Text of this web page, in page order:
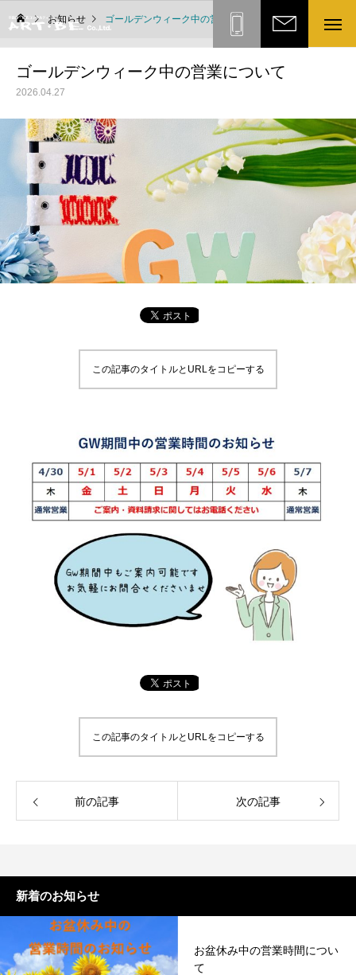
わせ
43-
7773
お知らせ ゴールデンウィーク中の営業について
ゴールデンウィーク中の営業について
2026.04.27
この記事のタイトルとURLをコピーする
この記事のタイトルとURLをコピーする
前の記事 次の記事
新着のお知らせ
お盆休み中の営業時間につい
て